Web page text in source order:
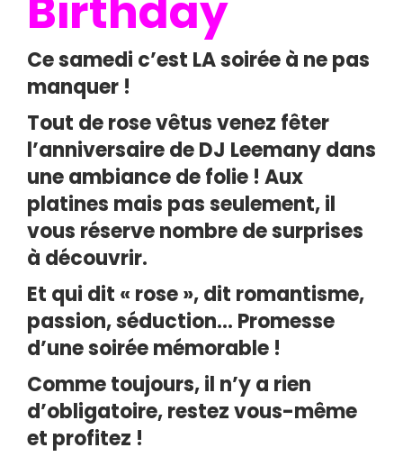
Ce samedi c’est LA soirée à ne pas
manquer !
Tout de rose vêtus venez fêter
l’anniversaire de DJ Leemany dans
une ambiance de folie ! Aux
platines mais pas seulement, il
vous réserve nombre de surprises
à découvrir.
Et qui dit « rose », dit romantisme,
passion, séduction… Promesse
d’une soirée mémorable !
Comme toujours, il n’y a rien
d’obligatoire, restez vous-même
et profitez !